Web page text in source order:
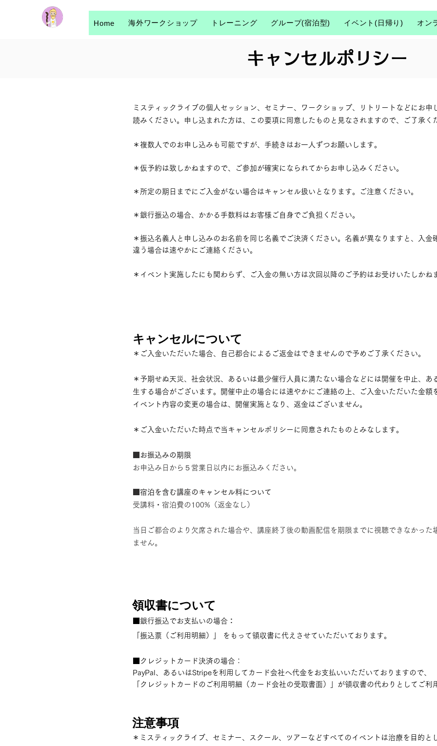
Home 海外ワークショップ トレーニング グループ(宿泊型) イベント(日帰り) オン
キャンセルポリシー
ミスティックライブの個人セッション、セミナー、ワークショップ、リトリートなどにお申
読みください。申し込まれた方は、この要項に同意したものと見なされますので、ご了承く
＊複数人でのお申し込みも可能ですが、手続きはお一人ずつお願いします。
＊仮予約は致しかねますので、ご参加が確実になられてからお申し込みください。
＊所定の期日までにご入金がない場合はキャンセル扱いとなります。ご注意ください。
＊銀行振込の場合、かかる手数料はお客様ご自身でご負担ください。
＊振込名義人と申し込みのお名前を同じ名義でご決済ください。名義が異なりますと、入金
違う場合は速やかにご連絡ください。
＊イベント実施したにも関わらず、ご入金の無い方は次回以降のご予約はお受けいたしかね
キャンセルについて
＊ご入金いただいた場合、自己都合によるご返金はできませんので予めご了承ください。
＊予期せぬ天災、社会状況、あるいは最少催行人員に満たない場合などには開催を中止、あ
生する場合がございます。開催中止の場合には速やかにご連絡の上、ご入金いただいた金額
イベント内容の変更の場合は、開催実施となり、返金はございません。
＊ご入金いただいた時点で当キャンセルポリシーに同意されたものとみなします。
■お振込みの期限
お申込み日から５営業日以内にお振込みください。
■宿泊を含む講座のキャンセル料について
受講料・宿泊費の100%（返金なし）
当日ご都合のより欠席された場合や、講座終了後の動画配信を期限までに視聴できなかった
ません。
領収書について
銀行振込でお支払いの場合 ：
「振込票（ご利用明細）」 をもって領収書に代えさせていただいております。
クレジットカード決済の場合：
PayPal、あるいはStripeを利用してカード会社へ代金をお支払いいただいておりますので、
「クレジットカードのご利用明細（カード会社の受取書面）」が領収書の代わりとしてご利
注意事項
＊ミスティックライブ、セミナー、スクール、ツアーなどすべてのイベントは治療を目的と